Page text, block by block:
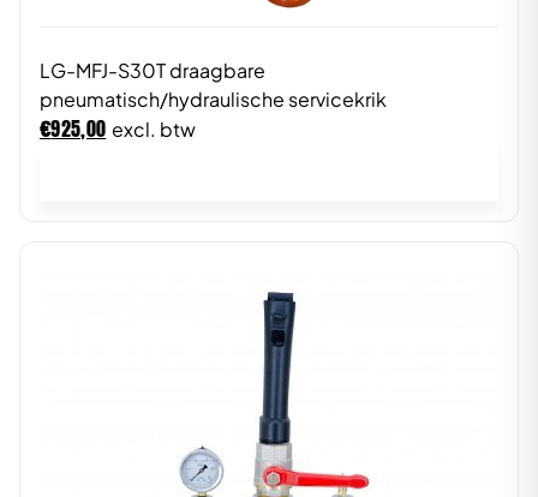
LG-MFJ-S30T draagbare
pneumatisch/hydraulische servicekrik
€925,00 excl. btw